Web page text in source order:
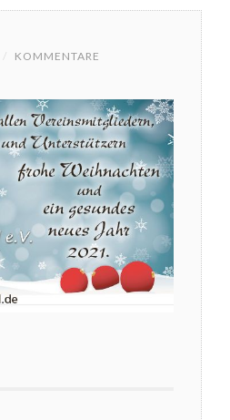
/
KOMMENTARE